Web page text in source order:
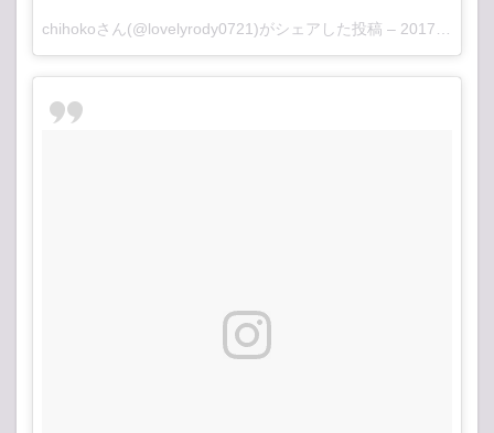
chihokoさん(@lovelyrody0721)がシェアした投稿 – 2017 4月 1 7:26午後 PDT